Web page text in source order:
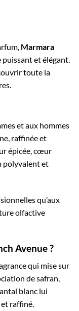
Marmara
et élégant.
toute la
et aux hommes
raffinée et
épicée, cœur
polyvalent et
qu’aux
olfactive
Avenue ?
qui mise sur
de safran,
blanc lui
raffiné.